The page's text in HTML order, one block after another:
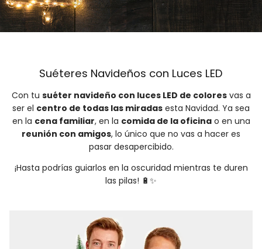
Suéteres Navideños con Luces LED
Con tu suéter navideño con luces LED de coloresvas a
ser el centro de todas las miradas esta Navidad. Ya sea
en la cena familiar, en la comida de la oficinao en una
reunión con amigos, lo único que no vas a hacer es
pasar desapercibido.
¡Hasta podrías guiarlos en la oscuridad mientras te duren
las pilas! 🔋✨